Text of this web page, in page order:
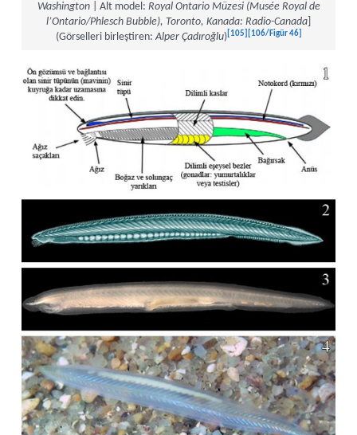
Washington
| Alt model: Royal Ontario Müzesi (Musée Royal de
l’Ontario/Phlesch Bubble), Toronto, Kanada: Radio-Canada
(Görselleri birleştiren: Alper Çadıroğlu) [105] [106/Figür 46]